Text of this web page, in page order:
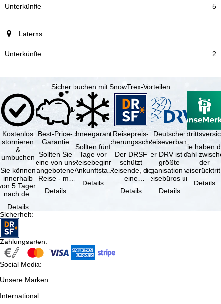
Unterkünfte
5
Laterns
2
Sicher buchen mit SnowTrex-Vorteilen
Kostenlos
stornieren
&
umbuchen
Sie können
innerhalb
5 Tagen
nach der
kostenfrei
…
Details
Best-Price-
Garantie
Sollten Sie
eine von uns
angebotene
Reise - mit
Leistung und
Details
Schneegarantie
Sollten fünf
Tage vor
Reisebeginn
(Ankunftstag)
aufgrund von
Schneemangel
Details
Reisepreis-
Sicherungsschein
Der DRSF
schützt
Reisende, die
eine
oder
Details
Deutscher
Reiseverband
Der DRV ist die
größte
Organisation von
Reisebüros und
Reiseveranstaltern
in …
Details
Sie haben
Wahl
der
(inklusive
Details
Sicherheit:
Zahlungsarten:
Social Media:
Unsere Marken:
International: